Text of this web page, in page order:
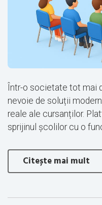
Într-o societate tot mai
nevoie de soluții
reale ale cursanților.
sprijinul școlilor cu o
Citește mai mult